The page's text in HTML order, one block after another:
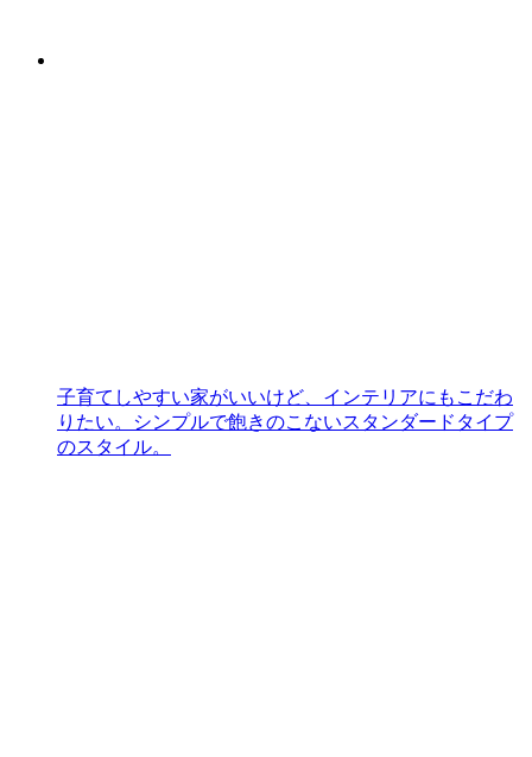
子育てしやすい家がいいけど、インテリアにもこだわ
りたい。シンプルで飽きのこないスタンダードタイプ
のスタイル。